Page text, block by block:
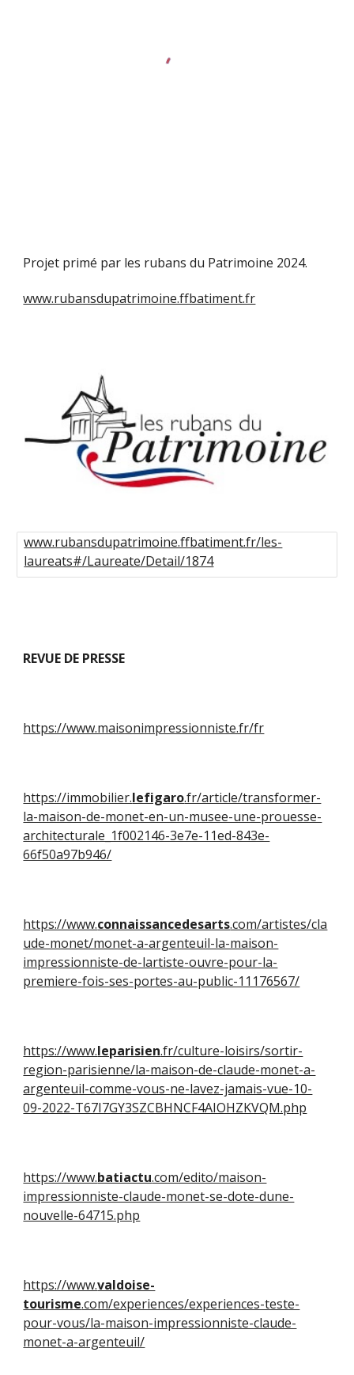
Projet primé par les rubans du Patrimoine 2024.
www.rubansdupatrimoine.ffbatiment.fr
www.rubansdupatrimoine.ffbatiment.fr/les-
laureats#/Laureate/Detail/1874
REVUE DE PRESSE
https://www.maisonimpressionniste.fr/fr
https://immobilier.lefigaro.fr/article/transformer-
la-maison-de-monet-en-un-musee-une-prouesse-
architecturale_1f002146-3e7e-11ed-843e-
66f50a97b946/
https://www.connaissancedesarts.com/artistes/cla
ude-monet/monet-a-argenteuil-la-maison-
impressionniste-de-lartiste-ouvre-pour-la-
premiere-fois-ses-portes-au-public-11176567/
https://www.leparisien.fr/culture-loisirs/sortir-
region-parisienne/la-maison-de-claude-monet-a-
argenteuil-comme-vous-ne-lavez-jamais-vue-10-
09-2022-T67I7GY3SZCBHNCF4AIOHZKVQM.php
https://www.batiactu.com/edito/maison-
impressionniste-claude-monet-se-dote-dune-
nouvelle-64715.php
https://www.valdoise-
tourisme.com/experiences/experiences-teste-
pour-vous/la-maison-impressionniste-claude-
monet-a-argenteuil/